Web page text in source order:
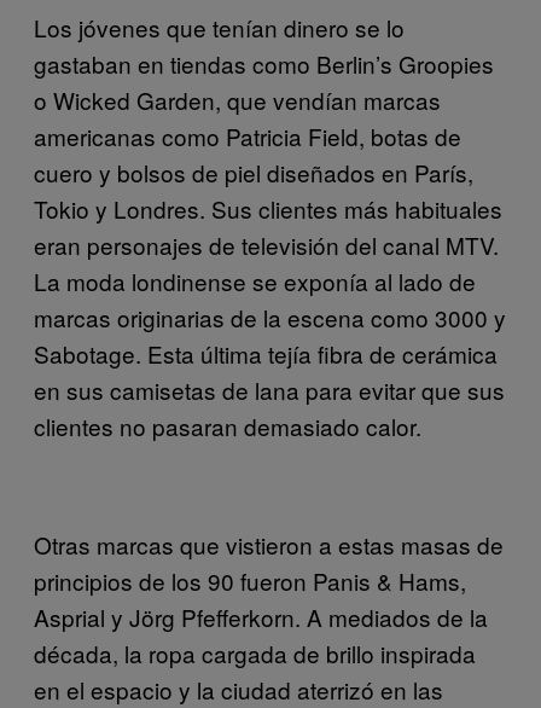
Los jóvenes que tenían dinero se lo
gastaban en tiendas como Berlin’s Groopies
o Wicked Garden, que vendían marcas
americanas como Patricia Field, botas de
cuero y bolsos de piel diseñados en París,
Tokio y Londres. Sus clientes más habituales
eran personajes de televisión del canal MTV.
La moda londinense se exponía al lado de
marcas originarias de la escena como 3000 y
Sabotage. Esta última tejía fibra de cerámica
en sus camisetas de lana para evitar que sus
clientes no pasaran demasiado calor.
Otras marcas que vistieron a estas masas de
principios de los 90 fueron Panis & Hams,
Asprial y Jörg Pfefferkorn. A mediados de la
década, la ropa cargada de brillo inspirada
en el espacio y la ciudad aterrizó en las